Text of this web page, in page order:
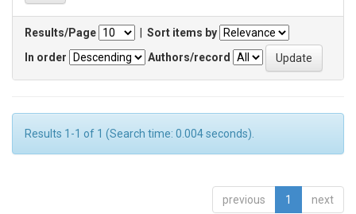
Results/Page
Sort items by
In order
Authors/record
Results 1-1 of 1 (Search time: 0.004 seconds).
previous 1 next